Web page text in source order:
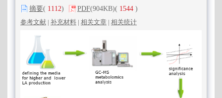
摘要( 1112) PDF(904KB)( 1544 )
参考文献 | 补充材料 | 相关文章 | 相关统计